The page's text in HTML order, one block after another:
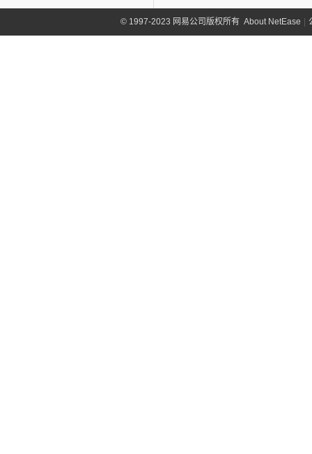
©1997-2023 网易公司版权所有 About NetEase